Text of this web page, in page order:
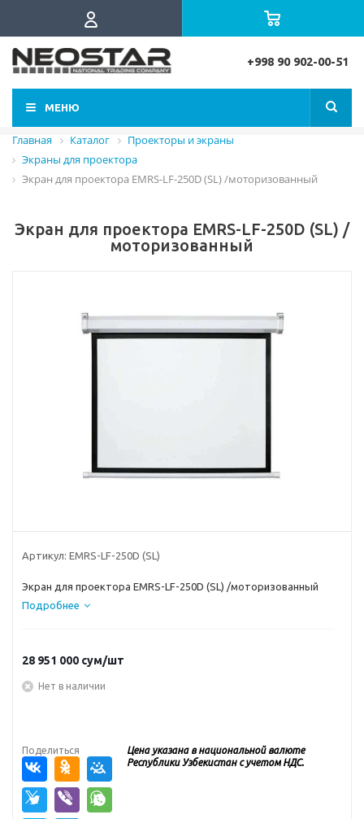
+998 90 902-00-51
МЕНЮ
Главная Каталог
Проекторы и экраны
Экраны для проектора
Экран для проектора EMRS-LF-250D (SL) /моторизованный
Экран для проектора EMRS-LF-250D (SL) /
моторизованный
Артикул: EMRS-LF-250D (SL)
Экран для проектора EMRS-LF-250D (SL) /моторизованный
Подробнее
28 951 000 сум/шт
Нет в наличии
Поделиться
Цена указана в национальной валюте
Республики Узбекистан с учетом НДС.